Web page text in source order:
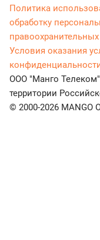
Политика
обработку
Условия оказания
ООО "Манго Телеком"
территории
© 2000-2026 MANGO